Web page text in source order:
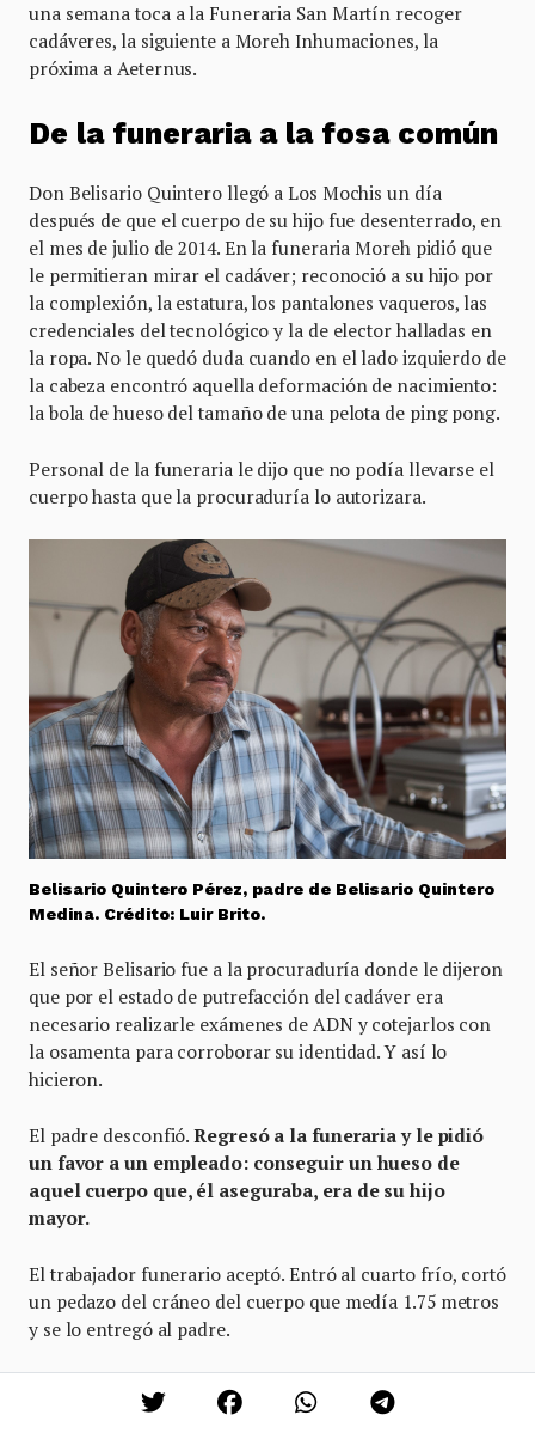
una semana toca a la Funeraria San Martín recoger
cadáveres, la siguiente a Moreh Inhumaciones, la
próxima a Aeternus.
De la funeraria a la fosa común
Don Belisario Quintero llegó a Los Mochis un día
después de que el cuerpo de su hijo fue desenterrado, en
el mes de julio de 2014. En la funeraria Moreh pidió que
le permitieran mirar el cadáver; reconoció a su hijo por
la complexión, la estatura, los pantalones vaqueros, las
credenciales del tecnológico y la de elector halladas en
la ropa. No le quedó duda cuando en el lado izquierdo de
la cabeza encontró aquella deformación de nacimiento:
la bola de hueso del tamaño de una pelota de ping pong.
Personal de la funeraria le dijo que no podía llevarse el
cuerpo hasta que la procuraduría lo autorizara.
Belisario Quintero Pérez, padre de Belisario Quintero
Medina. Crédito: Luir Brito.
El señor Belisario fue a la procuraduría donde le dijeron
que por el estado de putrefacción del cadáver era
necesario realizarle exámenes de ADN y cotejarlos con
la osamenta para corroborar su identidad. Y así lo
hicieron.
El padre desconfió.Regresó a la funeraria y le pidió
un favor a un empleado: conseguir un hueso de
aquel cuerpo que, él aseguraba, era de su hijo
mayor.
El trabajador funerario aceptó. Entró al cuarto frío, cortó
un pedazo del cráneo del cuerpo que medía 1.75 metros
y se lo entregó al padre.
Los resultados de los exámenes oficiales tardaron en
llegar. En 2015, la entonces Procuraduría General de